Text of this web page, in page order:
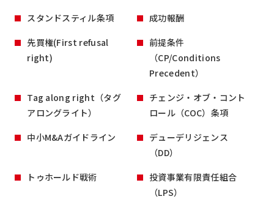
スタンドスティル条項
成功報酬
先買権(First refusal
right)
前提条件
（CP/Conditions
Precedent）
Tag along right（タグ
アロングライト）
チェンジ・オブ・コント
ロール（COC）条項
中小M&Aガイドライン
デューデリジェンス
（DD）
トゥホールド戦術
投資事業有限責任組合
（LPS）